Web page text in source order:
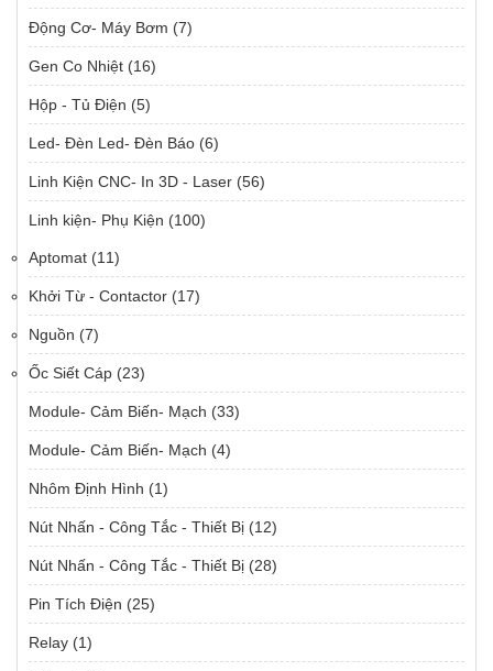
Động Cơ- Máy Bơm (7)
Gen Co Nhiệt (16)
Hộp - Tủ Điện (5)
Led- Đèn Led- Đèn Báo (6)
Linh Kiện CNC- In 3D - Laser (56)
Linh kiện- Phụ Kiện (100)
Aptomat (11)
Khởi Từ - Contactor (17)
Nguồn (7)
Ốc Siết Cáp (23)
Module- Cảm Biến- Mạch (33)
Module- Cảm Biến- Mạch (4)
Nhôm Định Hình (1)
Nút Nhấn - Công Tắc - Thiết Bị (12)
Nút Nhấn - Công Tắc - Thiết Bị (28)
Pin Tích Điện (25)
Relay (1)